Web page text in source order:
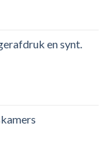
en synt.